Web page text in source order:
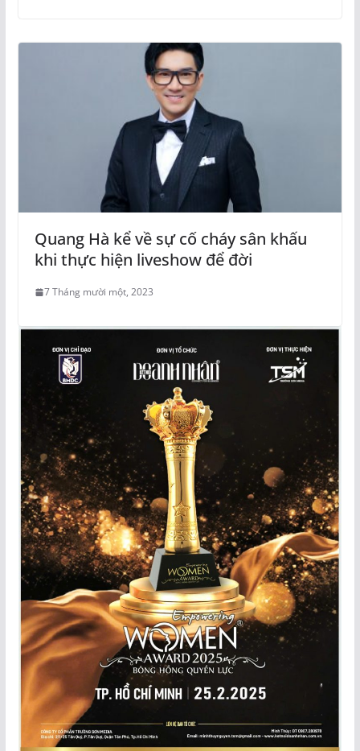
Quang Hà kể về sự cố cháy sân khấu
khi thực hiện liveshow để đời
7 Tháng mười một, 2023